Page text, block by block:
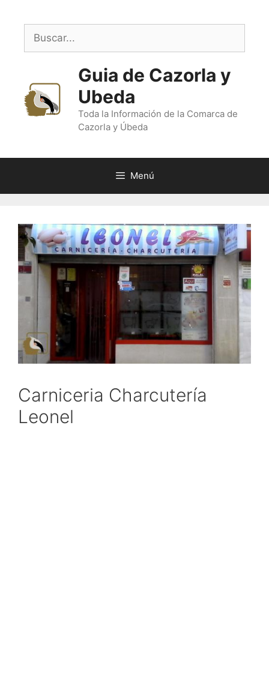
contenido
Buscar:
Guia de Cazorla y
Ubeda
Toda la Información de la Comarca de
Cazorla y Úbeda
Menú
Carniceria Charcutería
Leonel